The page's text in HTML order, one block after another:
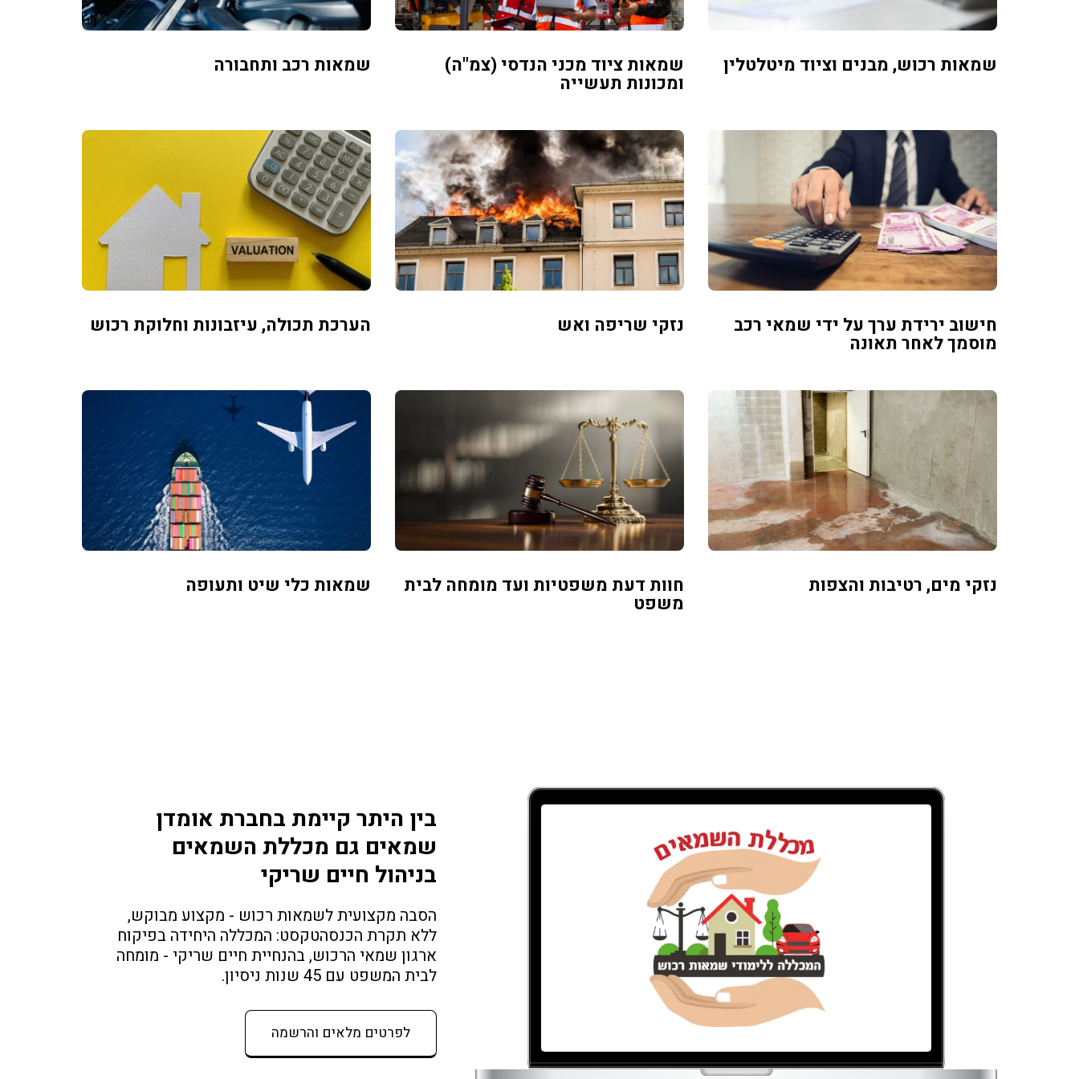
שמאות רכוש, מבנים וציוד מיטלטלין שמאות ציוד מכני הנדסי (צמ"ה)
ומכונות תעשייה
שמאות רכב ותחבורה
חישוב ירידת ערך על ידי שמאי רכב
מוסמך לאחר תאונה
נזקי שריפה ואש הערכת תכולה, עיזבונות וחלוקת רכוש
נזקי מים, רטיבות והצפות חוות דעת משפטיות ועד מומחה לבית
משפט
שמאות כלי שיט ותעופה
בין היתר קיימת בחברת אומדן
שמאים גם מכללת השמאים
בניהול חיים שריקי
הסבה מקצועית לשמאות רכוש - מקצוע מבוקש,
לבית המשפט עם 45 שנות ניסיון.
לפרטים מלאים והרשמה